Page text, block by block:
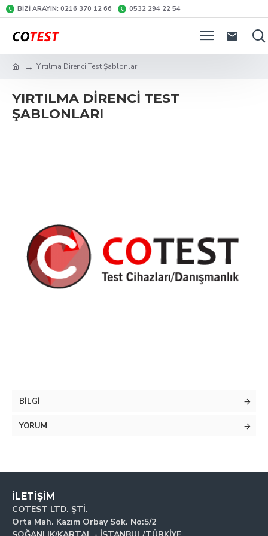
BIZI ARAYIN: 0216 370 12 66 0532 294 22 54
Yırtılma Direnci Test Şablonları
YIRTILMA DIRENCI TEST
ŞABLONLARI
BILGI
YORUM
İLETIŞIM
COTEST LTD. ŞTİ.
Orta Mah. Kazım Orbay Sok. No:5/2